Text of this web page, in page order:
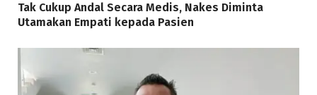
Tak Cukup Andal Secara Medis, Nakes Diminta
Utamakan Empati kepada Pasien